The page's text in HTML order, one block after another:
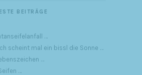
BEITRÄGE
…
scheint mal ein bissl die Sonne …
…
…